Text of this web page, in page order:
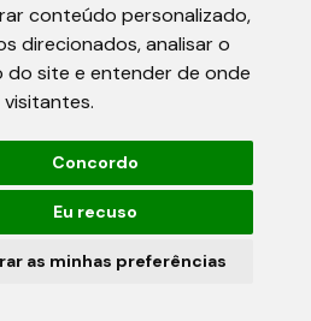
conteúdo personalizado,
direcionados, analisar o
do site e entender de onde
visitantes.
Concordo
Eu recuso
as minhas preferências
Marcas registadas e marcas